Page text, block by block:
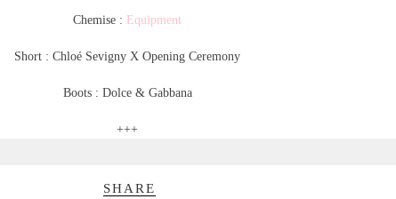
Chemise : Equipment
Short : Chloé Sevigny X Opening Ceremony
Boots : Dolce & Gabbana
+++
SHARE